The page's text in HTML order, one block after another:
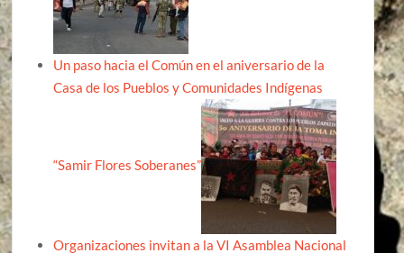
Un paso hacia el Común en el aniversario de la
Casa de los Pueblos y Comunidades Indígenas
“Samir Flores Soberanes”
Organizaciones invitan a la VI Asamblea Nacional